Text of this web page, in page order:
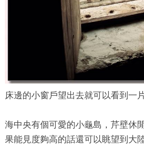
床邊的小窗戶望出去就可以看到一
海中央有個可愛的小龜島， 芹壁休
果能見度夠高的話還可以眺望到大